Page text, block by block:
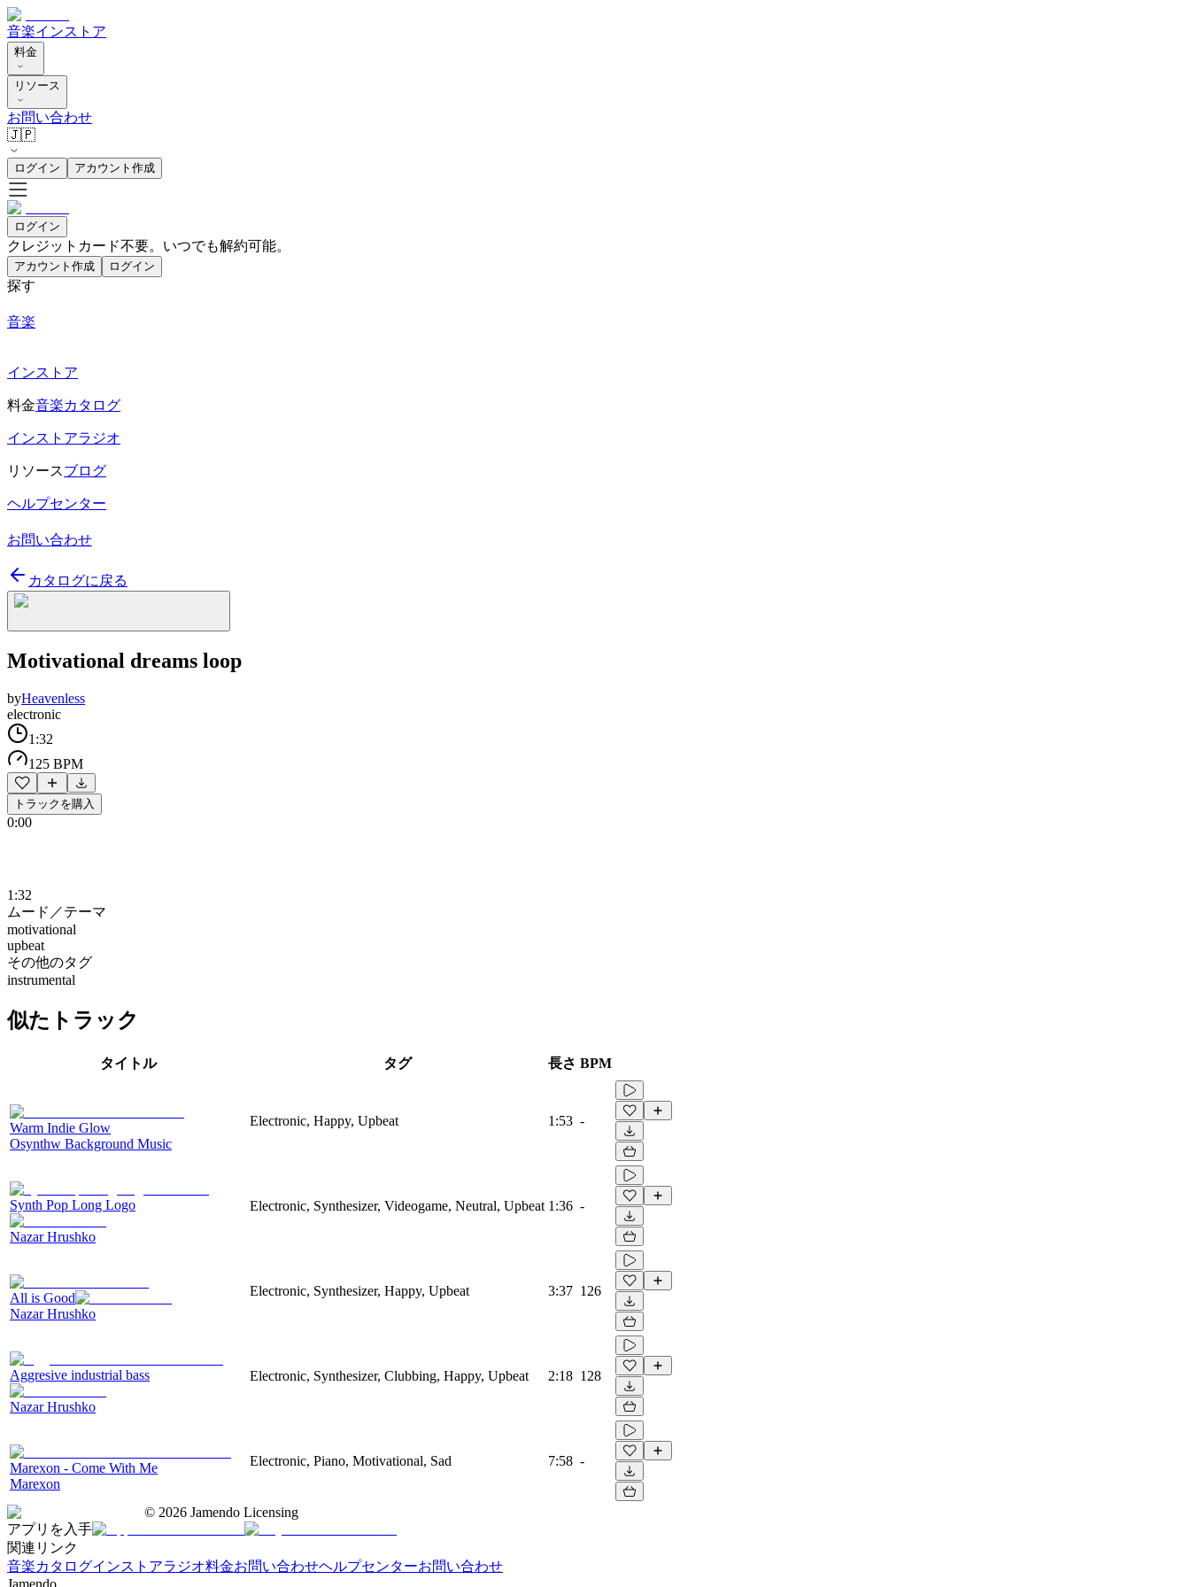
音楽インストア
料金
リソース
お問い合わせ
🇯🇵
ログイン アカウント作成
ログイン
クレジットカード不要。いつでも解約可能。
アカウント作成 ログイン
探す
音楽
インストア
料金音楽カタログ
インストアラジオ
リソースブログ
ヘルプセンター
お問い合わせ
カタログに戻る
Motivational dreams loop
byHeavenless
electronic
1:32
125 BPM
トラックを購入
0:00
1:32
ムード／テーマ
motivational
upbeat
その他のタグ
instrumental
似たトラック
タイトル タグ 長さ BPM
Warm Indie Glow
Osynthw Background Music
Electronic, Happy, Upbeat 1:53 -
Synth Pop Long Logo
Nazar Hrushko
Electronic, Synthesizer, Videogame, Neutral, Upbeat 1:36 -
All is Good
Nazar Hrushko
Electronic, Synthesizer, Happy, Upbeat 3:37 126
Aggresive industrial bass
Nazar Hrushko
Electronic, Synthesizer, Clubbing, Happy, Upbeat 2:18 128
Marexon - Come With Me
Marexon
Electronic, Piano, Motivational, Sad 7:58 -
© 2026 Jamendo Licensing
アプリを入手
関連リンク
音楽カタログインストアラジオ料金お問い合わせヘルプセンターお問い合わせ
Jamendo